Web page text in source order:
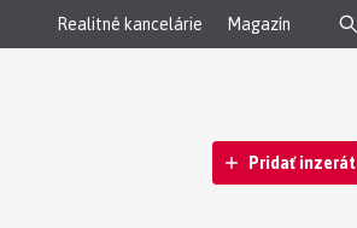
Realitné kancelárie Magazín
Pridať inzerát